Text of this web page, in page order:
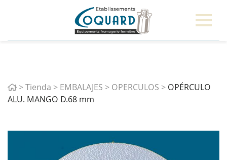
Home
>Tienda > EMBALAJES > OPERCULOS > OPÉRCULO
ALU. MANGO D.68 mm